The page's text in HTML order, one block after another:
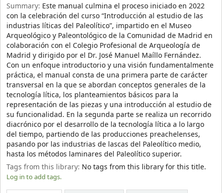
Summary: Este manual culmina el proceso iniciado en 2022
con la celebración del curso “Introducción al estudio de las
industrias líticas del Paleolítico”, impartido en el Museo
Arqueológico y Paleontológico de la Comunidad de Madrid en
colaboración con el Colegio Profesional de Arqueología de
Madrid y dirigido por el Dr. José Manuel Maíllo Fernández.
Con un enfoque introductorio y una visión fundamentalmente
práctica, el manual consta de una primera parte de carácter
transversal en la que se abordan conceptos generales de la
tecnología lítica, los planteamientos básicos para la
representación de las piezas y una introducción al estudio de
su funcionalidad. En la segunda parte se realiza un recorrido
diacrónico por el desarrollo de la tecnología lítica a lo largo
del tiempo, partiendo de las producciones preachelenses,
pasando por las industrias de lascas del Paleolítico medio,
hasta los métodos laminares del Paleolítico superior.
Tags from this library: No tags from this library for this title.
Log in to add tags.